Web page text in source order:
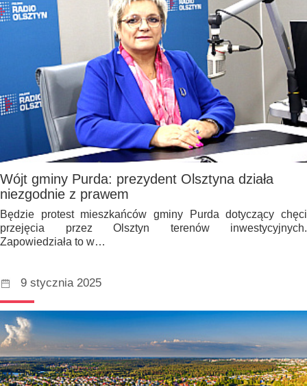
Wójt gminy Purda: prezydent Olsztyna działa
niezgodnie z prawem
Będzie protest mieszkańców gminy Purda dotyczący chęci
przejęcia przez Olsztyn terenów inwestycyjnych.
Zapowiedziała to w…
9 stycznia 2025